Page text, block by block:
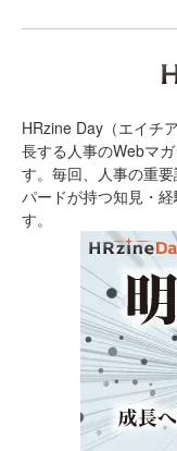
HRzine Day（エイチ
長する人事のWebマ
す。毎回、人事の重
パードが持つ知見・
す。